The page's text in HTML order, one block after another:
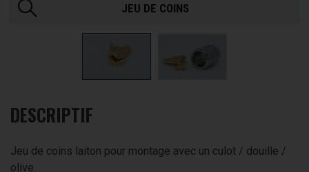
JEU DE COINS
DESCRIPTIF
Jeu de coins laiton pour montage avec un culot / douille /
olive.